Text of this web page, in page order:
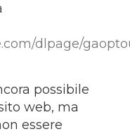
dlpage/
possibile
web, ma
essere